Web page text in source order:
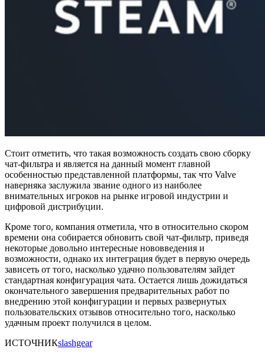
Стоит отметить, что такая возможность создать свою сборку
чат-фильтра и является на данный момент главной
особенностью представленной платформы, так что Valve
наверняка заслужила звание одного из наиболее
внимательных игроков на рынке игровой индустрии и
цифровой дистрибуции.
Кроме того, компания отметила, что в относительно скором
времени она собирается обновить свой чат-фильтр, приведя
некоторые довольно интересные нововведения и
возможности, однако их интеграция будет в первую очередь
зависеть от того, насколько удачно пользователям зайдет
стандартная конфигурация чата. Остается лишь дожидаться
окончательного завершения предварительных работ по
внедрению этой конфигурации и первых развернутых
пользовательских отзывов относительно того, насколько
удачным проект получился в целом.
ИСТОЧНИКslashgear